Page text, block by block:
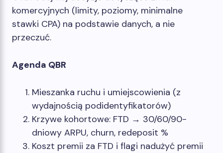
komercyjnych (limity, poziomy, minimalne
stawki CPA) na podstawie danych, a nie
przeczuć.
Agenda QBR
Mieszanka ruchu i umiejscowienia (z
wydajnością podidentyfikatorów)
Krzywe kohortowe: FTD → 30/60/90-
dniowy ARPU, churn, redeposit %
Koszt premii za FTD i flagi nadużyć premii